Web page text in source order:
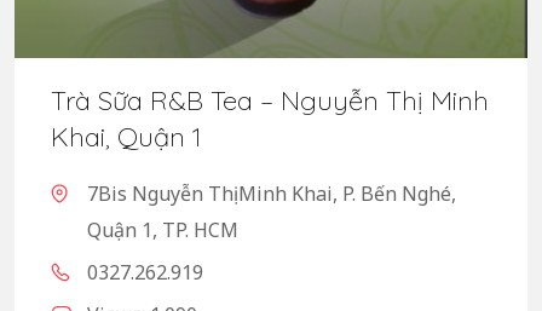
Trà Sữa R&B Tea – Nguyễn Thị Minh
Khai, Quận 1
7Bis Nguyễn Thị Minh Khai, P. Bến Nghé,
Quận 1, TP. HCM
0327.262.919